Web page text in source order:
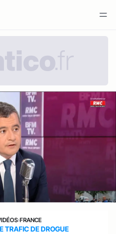
›FRANCE
TRAFIC DE DROGUE